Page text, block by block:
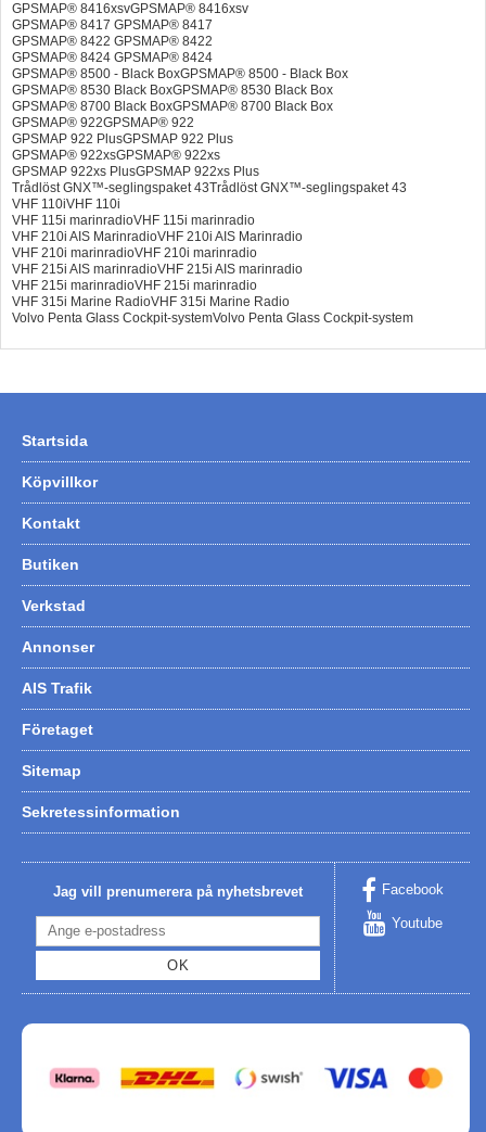
GPSMAP® 8416xsvGPSMAP® 8416xsv
GPSMAP® 8417 GPSMAP® 8417
GPSMAP® 8422 GPSMAP® 8422
GPSMAP® 8424 GPSMAP® 8424
GPSMAP® 8500 - Black BoxGPSMAP® 8500 - Black Box
GPSMAP® 8530 Black BoxGPSMAP® 8530 Black Box
GPSMAP® 8700 Black BoxGPSMAP® 8700 Black Box
GPSMAP® 922GPSMAP® 922
GPSMAP 922 PlusGPSMAP 922 Plus
GPSMAP® 922xsGPSMAP® 922xs
GPSMAP 922xs PlusGPSMAP 922xs Plus
Trådlöst GNX™-seglingspaket 43Trådlöst GNX™-seglingspaket 43
VHF 110iVHF 110i
VHF 115i marinradioVHF 115i marinradio
VHF 210i AIS MarinradioVHF 210i AIS Marinradio
VHF 210i marinradioVHF 210i marinradio
VHF 215i AIS marinradioVHF 215i AIS marinradio
VHF 215i marinradioVHF 215i marinradio
VHF 315i Marine RadioVHF 315i Marine Radio
Volvo Penta Glass Cockpit-systemVolvo Penta Glass Cockpit-system
Startsida
Köpvillkor
Kontakt
Butiken
Verkstad
Annonser
AIS Trafik
Företaget
Sitemap
Sekretessinformation
Jag vill prenumerera på nyhetsbrevet
OK
Facebook
Youtube